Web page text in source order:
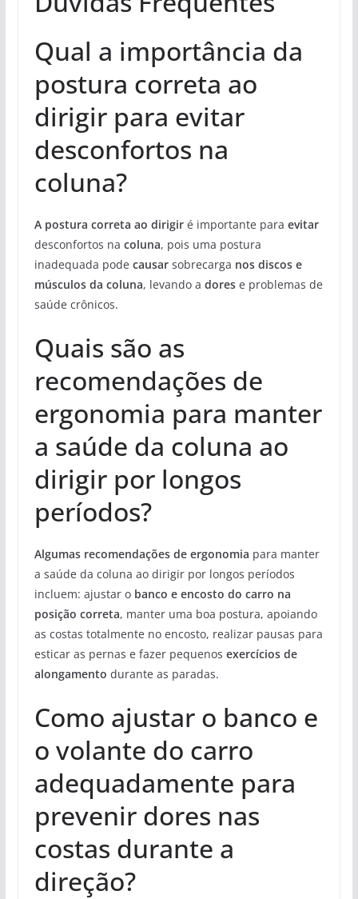
Qual a importância da
postura correta ao
dirigir para evitar
desconfortos na
coluna?
A postura correta ao dirigiré importante para evitar
desconfortos na coluna, pois uma postura
inadequada pode causarsobrecarga nos discos e
músculos da coluna, levando a dorese problemas de
saúde crônicos.
Quais são as
recomendações de
ergonomia para manter
a saúde da coluna ao
dirigir por longos
períodos?
Algumas recomendações de ergonomia para manter
a saúde da coluna ao dirigir por longos períodos
incluem: ajustar o banco e encosto do carro na
posição correta, manter uma boa postura, apoiando
as costas totalmente no encosto, realizar pausas para
esticar as pernas e fazer pequenos exercícios de
alongamento durante as paradas.
Como ajustar o banco e
o volante do carro
adequadamente para
prevenir dores nas
costas durante a
direção?